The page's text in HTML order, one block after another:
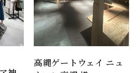
高縄ゲートウェイ ニュ